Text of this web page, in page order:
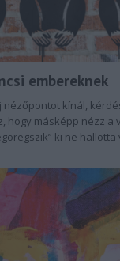
embereknek
nézőpontot kínál,
másképp nézz a
ki ne hallotta